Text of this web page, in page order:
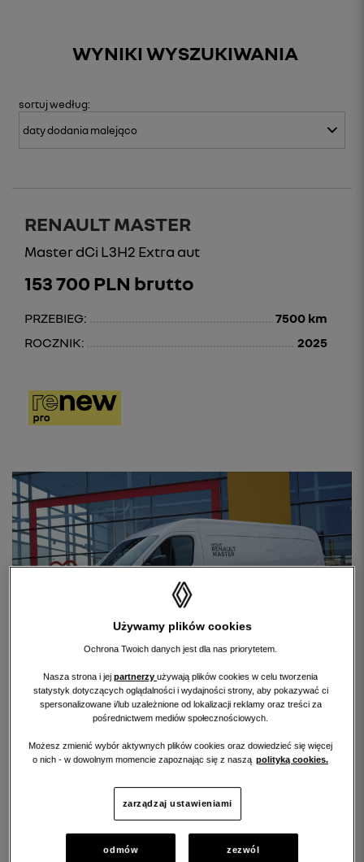
WYNIKI WYSZUKIWANIA
sortujwedług:
RENAULT MASTER
Master dCi L3H2 Extra aut
153 700 PLN brutto
PRZEBIEG:
7500 km
ROCZNIK:
2025
szczegóły
RENAULT ARKANA
Arkana 1.3 TCe mHEV esprit Alpine EDC
Używamy plików cookies
Ochrona Twoich danych jest dla nas priorytetem.
Nasza strona i jej partnerzy używają plików cookies w celu tworzenia
statystyk dotyczących oglądalności i wydajności strony, aby pokazywać ci
spersonalizowane i/lub uzależnione od lokalizacji reklamy oraz treści za
pośrednictwem mediów społecznościowych.
Możesz zmienić wybór aktywnych plików cookies oraz dowiedzieć się więcej
o nich - w dowolnym momencie zapoznając się z naszą polityką cookies.
zarządzaj ustawieniami
odmów zezwól